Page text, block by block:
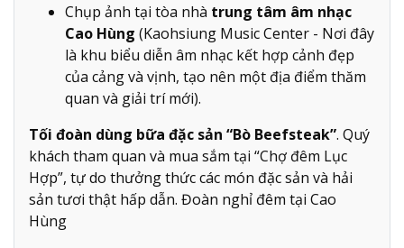
Chụp ảnh tại tòa nhà trung tâm âm nhạc
Cao Hùng (Kaohsiung Music Center - Nơi đây
là khu biểu diễn âm nhạc kết hợp cảnh đẹp
của cảng và vịnh, tạo nên một địa điểm thăm
quan và giải trí mới).
Tối đoàn dùng bữa đặc sản “Bò Beefsteak”. Quý
khách tham quan và mua sắm tại “Chợ đêm Lục
Hợp”, tự do thưởng thức các món đặc sản và hải
sản tươi thật hấp dẫn. Đoàn nghỉ đêm tại Cao
Hùng